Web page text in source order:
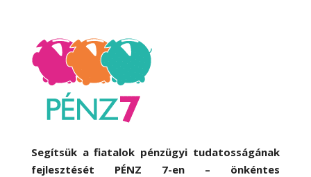
Segítsük a fiatalok pénzügyi tudatosságának
fejlesztését PÉNZ 7-en – önkéntes